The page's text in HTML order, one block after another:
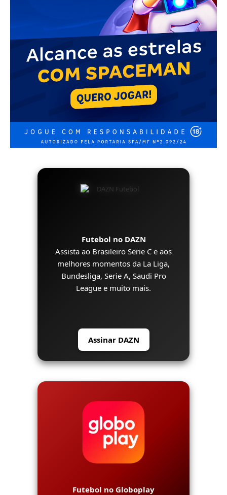
Futebol no DAZN
Assista ao Brasileiro Serie C e aos
melhores momentos da La Liga,
Bundesliga, Serie A, Saudi Pro
League e muito mais.
Assinar DAZN
Futebol no Globoplay